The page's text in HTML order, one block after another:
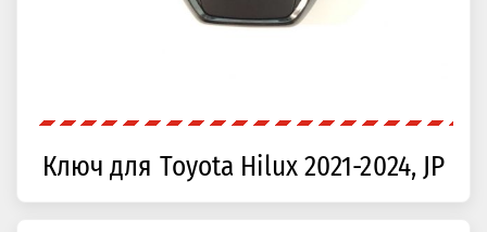
Ключ для Toyota Hilux 2021-2024, JP